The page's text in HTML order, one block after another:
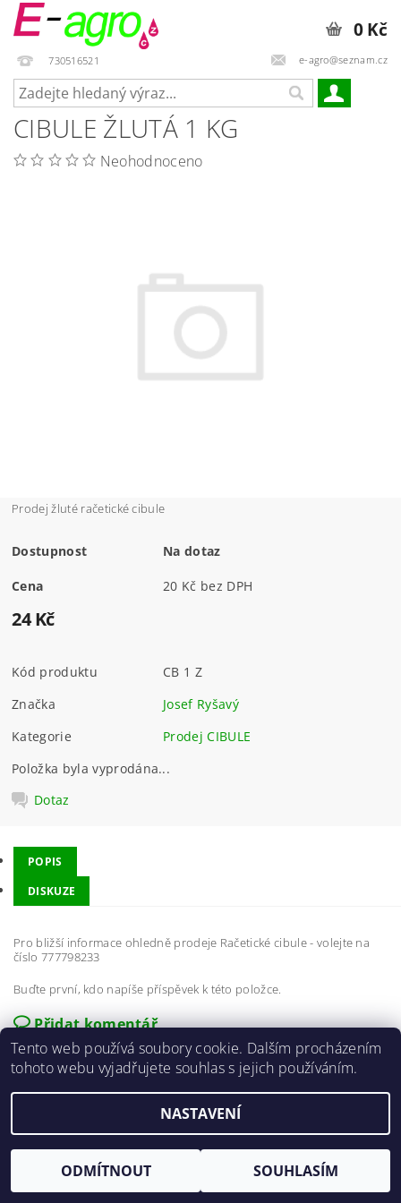
730516521 e-agro@seznam.cz
0 Kč
CIBULE ŽLUTÁ 1 KG
Neohodnoceno
Prodej žluté račetické cibule
Dostupnost Na dotaz
Cena 20 Kč bez DPH
24 Kč
Kód produktu
CB 1 Z
Značka
Josef Ryšavý
Kategorie
Prodej CIBULE
Položka byla vyprodána...
Dotaz
POPIS
DISKUZE
Pro bližší informace ohledně prodeje Račetické cibule - volejte na
číslo 777798233
Buďte první, kdo napíše příspěvek k této položce.
Přidat komentář
2026 ©E-agro.cz, všechna práva vyhrazena
Tento web používá soubory cookie. Dalším procházením
tohoto webu vyjadřujete souhlas s jejich používáním.
NASTAVENÍ
ODMÍTNOUT SOUHLASÍM